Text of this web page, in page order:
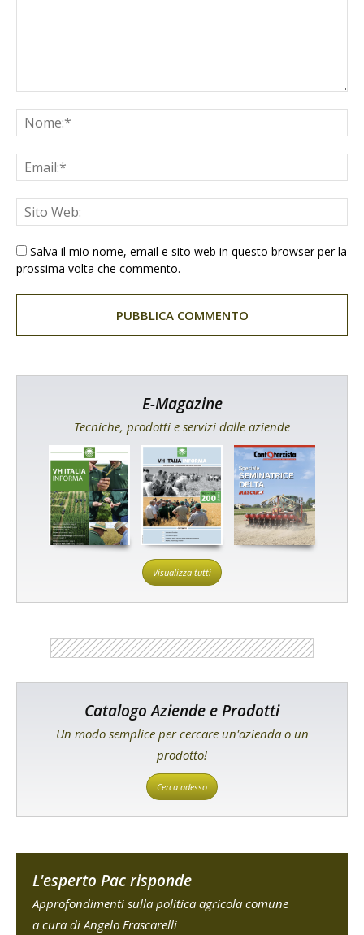
Salva il mio nome, email e sito web in questo browser per la
prossima volta che commento.
E-Magazine
Tecniche, prodotti e servizi dalle aziende
Visualizza tutti
Catalogo Aziende e Prodotti
Un modo semplice per cercare un'azienda o un
prodotto!
Cerca adesso
L'esperto Pac risponde
Approfondimenti sulla politica agricola comune
a cura di Angelo Frascarelli